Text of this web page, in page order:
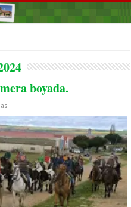
boyada.